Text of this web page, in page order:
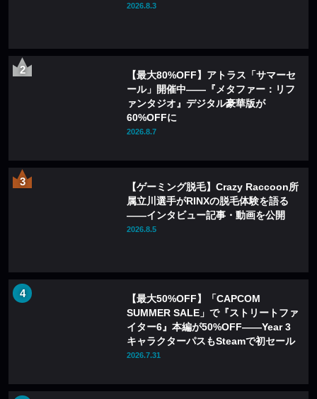
2026.8.3
【最大80%OFF】アトラス「サマーセ
ール」開催中——『メタファー：リフ
ァンタジオ』デジタル豪華版が
60%OFFに
2026.8.7
【ゲーミング脱毛】Crazy Raccoon所
属立川選手がRINXの脱毛体験を語る
——インタビュー記事・動画を公開
2026.8.5
【最大50%OFF】「CAPCOM
SUMMER SALE」で『ストリートファ
イター6』本編が50%OFF——Year 3
キャラクターパスもSteamで初セール
2026.7.31